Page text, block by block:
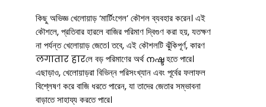
কিছু অভিজ্ঞ খেলোয়াড় ‘মার্টিংগেল’ কৌশল ব্যবহার করেন। এই
কৌশলে, প্রতিবার হারলে বাজির পরিমাণ দ্বিগুণ করা হয়, যতক্ষণ
না পর্যন্ত খেলোয়াড় জেতে। তবে, এই কৌশলটি ঝুঁকিপূর্ণ, কারণ
लगातार हारলে বড় পরিমাণের অর্থ നഷ്ട হতে পারে।
এছাড়াও, খেলোয়াড়রা বিভিন্ন পরিসংখ্যান এবং পূর্বের ফলাফল
বিশ্লেষণ করে বাজি ধরতে পারেন, যা তাদের জেতার সম্ভাবনা
বাড়াতে সাহায্য করতে পারে।